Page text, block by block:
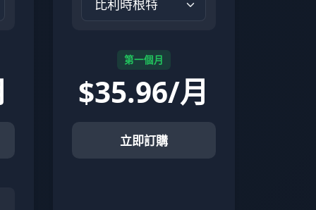
第一個月
$35.96/月
立即訂購